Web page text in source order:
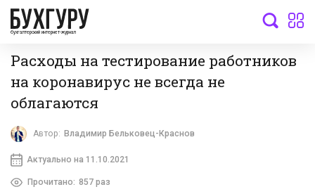
бухгалтерский интернет-журнал
Расходы на тестирование работников
на коронавирус не всегда не
облагаются
Автор: Владимир Бельковец-Краснов
Актуально на 11.10.2021
Прочитано: 857 раз